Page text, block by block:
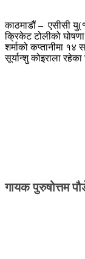
काठमाडौं – एसीसी
क्रिकेट टोलीको
शर्माको कप्तानीमा १४
सूर्यान्शु कोइराला
गायक पुरुषोत्तम